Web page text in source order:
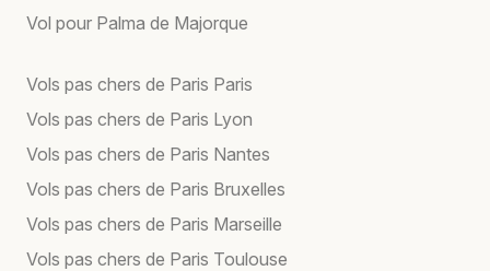
Vol pour Palma de Majorque
Vols pas chers de Paris Paris
Vols pas chers de Paris Lyon
Vols pas chers de Paris Nantes
Vols pas chers de Paris Bruxelles
Vols pas chers de Paris Marseille
Vols pas chers de Paris Toulouse